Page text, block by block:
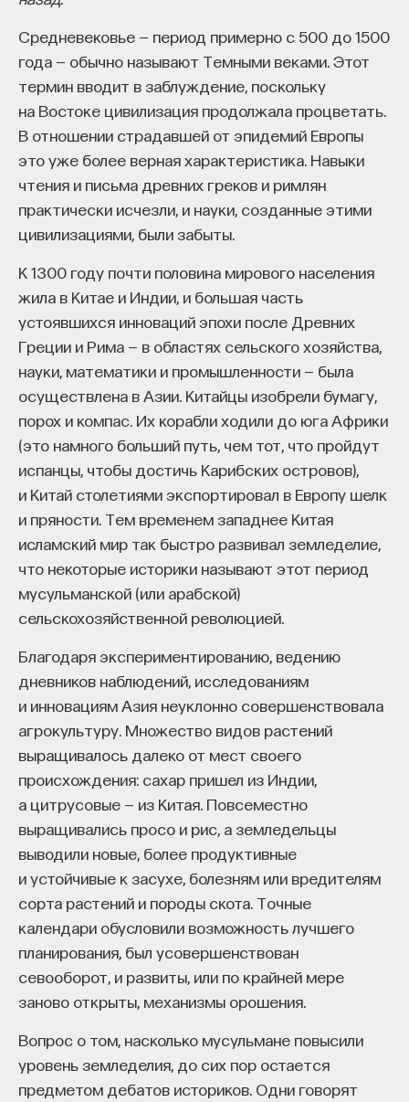
Средневековье — период примерно с 500 до 1500
года — обычно называют Темными веками. Этот
термин вводит в заблуждение, поскольку
на Востоке цивилизация продолжала процветать.
В отношении страдавшей от эпидемий Европы
это уже более верная характеристика. Навыки
чтения и письма древних греков и римлян
практически исчезли, и науки, созданные этими
цивилизациями, были забыты.
К 1300 году почти половина мирового населения
жила в Китае и Индии, и большая часть
устоявшихся инноваций эпохи после Древних
Греции и Рима — в областях сельского хозяйства,
науки, математики и промышленности — была
осуществлена в Азии. Китайцы изобрели бумагу,
порох и компас. Их корабли ходили до юга Африки
(это намного больший путь, чем тот, что пройдут
испанцы, чтобы достичь Карибских островов),
и Китай столетиями экспортировал в Европу шелк
и пряности. Тем временем западнее Китая
исламский мир так быстро развивал земледелие,
что некоторые историки называют этот период
мусульманской (или арабской)
сельскохозяйственной революцией.
Благодаря экспериментированию, ведению
дневников наблюдений, исследованиям
и инновациям Азия неуклонно совершенствовала
агрокультуру. Множество видов растений
выращивалось далеко от мест своего
происхождения: сахар пришел из Индии,
а цитрусовые — из Китая. Повсеместно
выращивались просо и рис, а земледельцы
выводили новые, более продуктивные
и устойчивые к засухе, болезням или вредителям
сорта растений и породы скота. Точные
календари обусловили возможность лучшего
планирования, был усовершенствован
севооборот, и развиты, или по крайней мере
заново открыты, механизмы орошения.
Вопрос о том, насколько мусульмане повысили
уровень земледелия, до сих пор остается
предметом дебатов историков. Одни говорят
Ответы на эти и другие вопросы можно найти,
записавшисьна курс «Наука сна: как управлять
своим сном».
Пройдя этот курс, вы научитесь:
— Лучше понимать, что происходит с нами
во сне
— Определять, какими способами можно
улучшить свой сон
— Использовать когнитивно-поведенческую
терапию и другие подходы при нарушениях
сна
Автор курса: Михаил Полуэктов— врач-
сомнолог, доцент кафедры нервных
болезней и нейрохирургии Первого МГМУ
им. И. М. Сеченова, заведующий отделением
медицины сна университетской клинической
больницы № 3.
НАПИСАТЬ НАМ
НАД МАТЕРИАЛОМ РАБОТАЛИ
Михаил Полуэктов
МГМУ им. И. М. Сеченова
МЕДИЦИНА
651 публикация
МЕДИЦИНА СОМНОЛОГИЯ
БЕССОННИЦА ЕСТЕСТВЕННЫЕ НАУКИ
ЖУРНАЛ НАУКА СНА
Бэн-Дэвида. Книга посвящена истории научных
институтов от их появления во времена позднего
Средневековья и до наших дней. В публикуемом
отрывке автор рассказывает о сложностях,
с которыми столкнулись научно-
исследовательские центры в начале XIX — первой
половине XX веков.
Согласно данной интерпретации, уровень научной
XIX века задавался механизмом конкуренции
между независимыми научными единицами этих
стран. Этот тип механизма создал широкий рынок
для исследований и познания и способствовал
появлению и распространению более
эффективной научной организации, нежели
централизованное руководство наукой. Но, как
показывает пример Британии, это не обязательно
гарантировало большую эффективность
в использовании научных ресурсов. Остается
вопрос, насколько уровень и тип научной
деятельности, заданный конкурентным
механизмом, был оптимальным с точки зрения
общества.
необходима формулировка критериев для оценки
достижений национальных систем исследований.
Мы не ставим перед собой такую задачу.
Мы только сравним и попытаемся объяснить
трудности в функционировании научных систем,
которые возникли в Германии начиная с конца XIX
века и в Соединенных Штатах в 1960-х годах.
Вопрос в том, насколько в обоих этих случаях
сомнения, возникавшие насчет социального
оправдания и экономической ценности
дальнейшей экспансии науки
и неудовлетворенности и моральной
дезориентации важных частей научного
сообщества, были структурно связаны с работой
этих конкурентных систем. Подробное
рассмотрение этих кризисов показывает, что
И в Германии, и в Соединенных Штатах можно